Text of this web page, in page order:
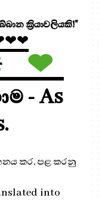
ක්‍රියාවලියකි!"
- As
කර, පළ කරනු
into